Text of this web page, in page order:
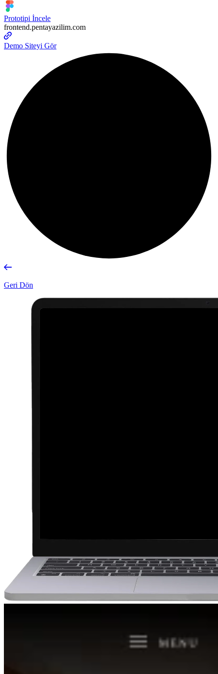
Prototipi İncele
frontend.pentayazilim.com
Demo Siteyi Gör
Geri Dön